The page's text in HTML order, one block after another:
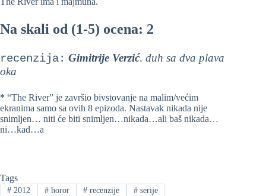
Na skali od (1-5) ocena: 2
recenzija: Gimitrije Verzić. duh sa dva plava
oka
* “The River” je završio bivstovanje na malim/većim
ekranima samo sa ovih 8 epizoda. Nastavak nikada nije
snimljen… niti će biti snimljen…nikada…ali baš nikada…
ni…kad…a
Tags
#2012 #horor # recenzije # serije